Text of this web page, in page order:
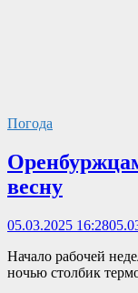
Погода
весну
05.03.2025 16:28
Начало рабочей
ночью столбик